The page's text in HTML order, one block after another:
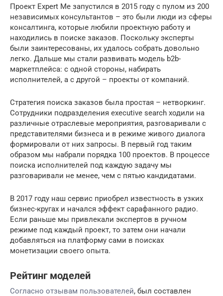
Проект Expert Me запустился в 2015 году с пулом из 200
независимых консультантов – это были люди из сферы
консалтинга, которые любили проектную работу и
находились в поиске заказов. Поскольку эксперты
были заинтересованы, их удалось собрать довольно
легко. Дальше мы стали развивать модель b2b-
маркетплейса: с одной стороны, набирать
исполнителей, а с другой – проекты от компаний.
Стратегия поиска заказов была простая – нетворкинг.
Сотрудники подразделения executive search ходили на
различные отраслевые мероприятия, разговаривали с
представителями бизнеса и в режиме живого диалога
формировали от них запросы. В первый год таким
образом мы набрали порядка 100 проектов. В процессе
поиска исполнителей под каждую задачу мы
разговаривали не менее, чем с пятью кандидатами.
В 2017 году наш сервис приобрел известность в узких
бизнес-кругах и начался эффект сарафанного радио.
Если раньше мы привлекали экспертов в ручном
режиме под каждый проект, то затем они начали
добавляться на платформу сами в поисках
монетизации своего опыта.
Рейтинг моделей
Согласно отзывам пользователей, был составлен